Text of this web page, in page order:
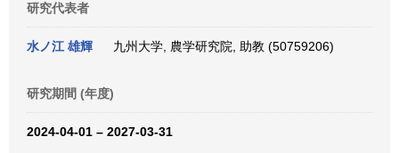
研究代表者
水ノ江 雄輝 九州大学, 農学研究院, 助教 (50759206)
研究期間 (年度)
2024-04-01 – 2027-03-31